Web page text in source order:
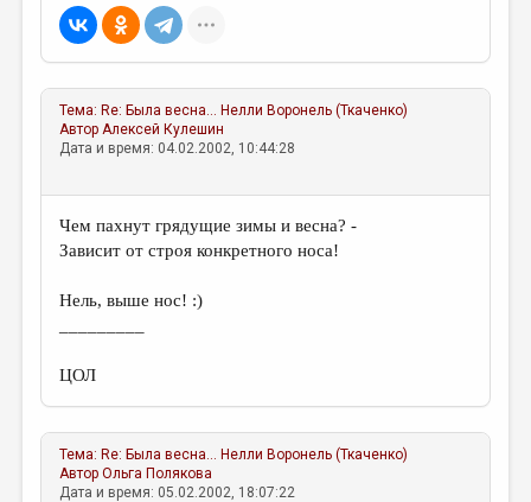
ТРЕДИАКОВСКИЙ
ВКОНТАКТЕ
Тема: Re: Была весна… Нелли Воронель (Ткаченко)
АвторАлексей Кулешин
Дата и время: 04.02.2002, 10:44:28
Чем пахнут грядущие зимы и весна? -
Зависит от строя конкретного носа!
Нель, выше нос! :)
ЦОЛ
Тема: Re: Была весна… Нелли Воронель (Ткаченко)
АвторОльга Полякова
Дата и время: 05.02.2002, 18:07:22